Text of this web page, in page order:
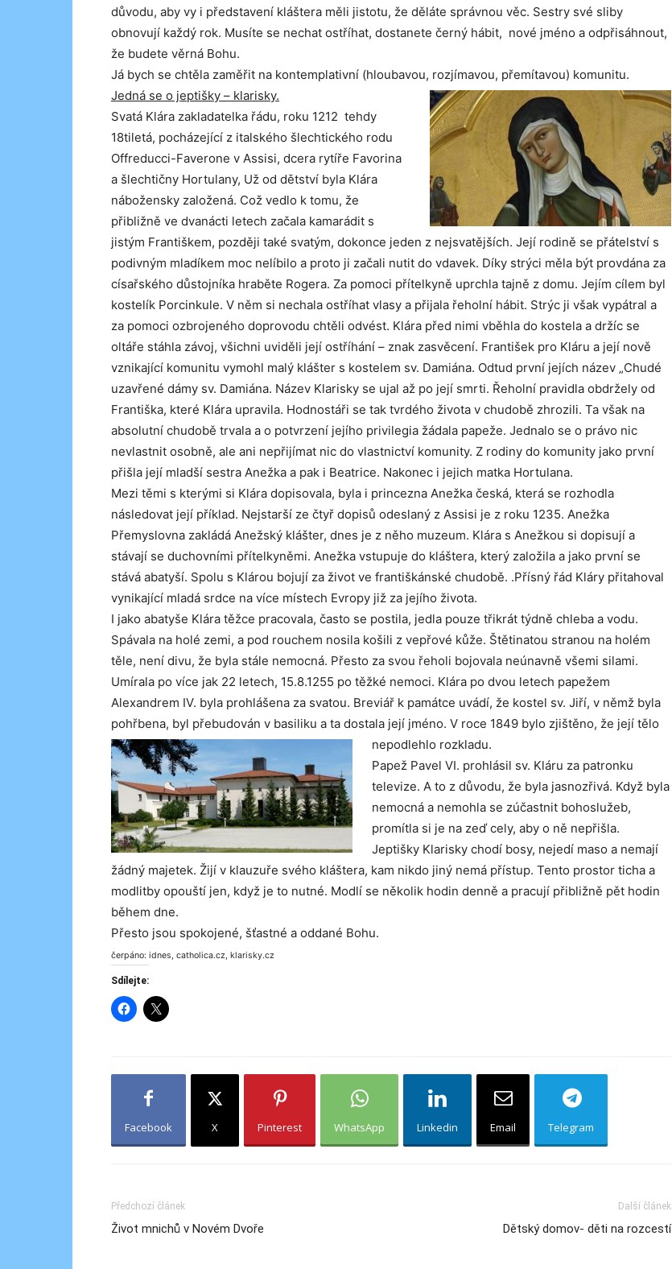
důvodu, aby vy i představení kláštera měli jistotu, že děláte správnou věc. Sestry své sliby
obnovují každý rok. Musíte se nechat ostříhat, dostanete černý hábit, nové jméno a odpřisáhnout,
že budete věrná Bohu.
Já bych se chtěla zaměřit na kontemplativní (hloubavou, rozjímavou, přemítavou) komunitu.
Jedná se o jeptišky – klarisky.
Svatá Klára zakladatelka řádu, roku 1212 tehdy
18tiletá, pocházející z italského šlechtického rodu
Offreducci-Faverone v Assisi, dcera rytíře Favorina
a šlechtičny Hortulany, Už od dětství byla Klára
nábožensky založená. Což vedlo k tomu, že
přibližně ve dvanácti letech začala kamarádit s
jistým Františkem, později také svatým, dokonce jeden z nejsvatějších. Její rodině se přátelství s
podivným mladíkem moc nelíbilo a proto ji začali nutit do vdavek. Díky strýci měla být provdána za
císařského důstojníka hraběte Rogera. Za pomoci přítelkyně uprchla tajně z domu. Jejím cílem byl
kostelík Porcinkule. V něm si nechala ostříhat vlasy a přijala řeholní hábit. Strýc ji však vypátral a
za pomoci ozbrojeného doprovodu chtěli odvést. Klára před nimi vběhla do kostela a držíc se
oltáře stáhla závoj, všichni uviděli její ostříhání – znak zasvěcení. František pro Kláru a její nově
vznikající komunitu vymohl malý klášter s kostelem sv. Damiána. Odtud první jejích název „Chudé
uzavřené dámy sv. Damiána. Název Klarisky se ujal až po její smrti. Řeholní pravidla obdržely od
Františka, které Klára upravila. Hodnostáři se tak tvrdého života v chudobě zhrozili. Ta však na
absolutní chudobě trvala a o potvrzení jejího privilegia žádala papeže. Jednalo se o právo nic
nevlastnit osobně, ale ani nepřijímat nic do vlastnictví komunity. Z rodiny do komunity jako první
přišla její mladší sestra Anežka a pak i Beatrice. Nakonec i jejich matka Hortulana.
Mezi těmi s kterými si Klára dopisovala, byla i princezna Anežka česká, která se rozhodla
následovat její příklad. Nejstarší ze čtyř dopisů odeslaný z Assisi je z roku 1235. Anežka
Přemyslovna zakládá Anežský klášter, dnes je z něho muzeum. Klára s Anežkou si dopisují a
stávají se duchovními přítelkyněmi. Anežka vstupuje do kláštera, který založila a jako první se
stává abatyší. Spolu s Klárou bojují za život ve františkánské chudobě. .Přísný řád Kláry přitahoval
vynikající mladá srdce na více místech Evropy již za jejího života.
I jako abatyše Klára těžce pracovala, často se postila, jedla pouze třikrát týdně chleba a vodu.
Spávala na holé zemi, a pod rouchem nosila košili z vepřové kůže. Štětinatou stranou na holém
těle, není divu, že byla stále nemocná. Přesto za svou řeholi bojovala neúnavně všemi silami.
Umírala po více jak 22 letech, 15.8.1255 po těžké nemoci. Klára po dvou letech papežem
Alexandrem IV. byla prohlášena za svatou. Breviář k památce uvádí, že kostel sv. Jiří, v němž byla
pohřbena, byl přebudován v basiliku a ta dostala její jméno. V roce 1849 bylo zjištěno, že její tělo
nepodlehlo rozkladu.
Papež Pavel VI. prohlásil sv. Kláru za patronku
televize. A to z důvodu, že byla jasnozřivá. Když byla
nemocná a nemohla se zúčastnit bohoslužeb,
promítla si je na zeď cely, aby o ně nepřišla.
Jeptišky Klarisky chodí bosy, nejedí maso a nemají
žádný majetek. Žijí v klauzuře svého kláštera, kam nikdo jiný nemá přístup. Tento prostor ticha a
modlitby opouští jen, když je to nutné. Modlí se několik hodin denně a pracují přibližně pět hodin
během dne.
Přesto jsou spokojené, šťastné a oddané Bohu.
čerpáno: idnes, catholica.cz, klarisky.cz
Sdílejte:
Facebook X Pinterest WhatsApp Linkedin Email Telegram
Předchozí článek
Život mnichů v Novém Dvoře
Další článek
Dětský domov- děti na rozcestí